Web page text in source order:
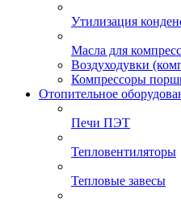
Утилизация
Масла для
Воздуходувки
Компрессоры
Отопительное
Печи ПЭТ
Тепловентиляторы
Тепловые завесы